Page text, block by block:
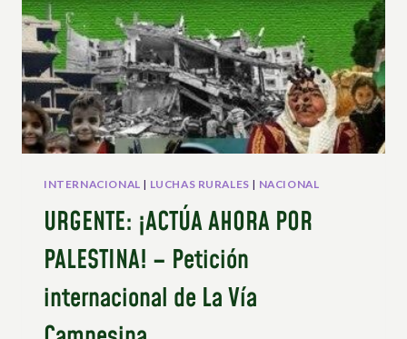
GUARDAS
FORESTALES
EN
TAILANDIA
INTERNACIONAL | LUCHAS RURALES | NACIONAL
URGENTE: ¡ACTÚA AHORA POR
PALESTINA! – Petición
internacional de La Vía